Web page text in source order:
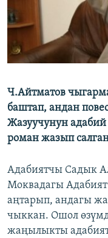
ЭЕ/АРнун бардык
Ч.Айтматов
баштап, андан
Жазуучунун
роман жазып
Адабиятчы Садык
Моквадагы
аңтарып, андагы
чыккан. Ошол
жаңылыкты